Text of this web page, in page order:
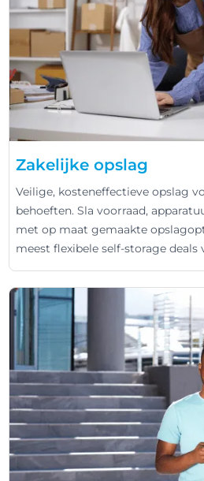
Zakelijke opslag
Veilige, kosteneffectieve opslag
behoeften. Sla voorraad,
met op maat gemaakte
meest flexibele self-storage deals